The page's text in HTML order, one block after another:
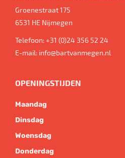
Groenestraat 175
6531 HE Nijmegen
Telefoon:+31 (0)24 356 52 24
E-mail: info@bartvanmegen.nl
OPENINGSTIJDEN
Maandag
Dinsdag
Woensdag
Donderdag